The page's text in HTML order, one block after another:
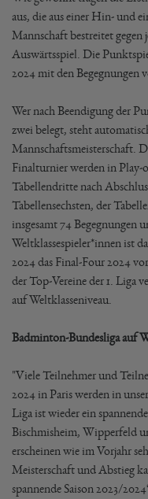
aus, die aus einer Hin- und
Mannschaft bestreitet gegen
Auswärtsspiel. Die
2024 mit den Begegnungen
Wer nach Beendigung der
zwei belegt, steht
Mannschaftsmeisterschaft.
Finalturnier werden in
Tabellendritte nach
Tabellensechsten, der
insgesamt 74 Begegnungen
Weltklassespieler*innen ist
2024 das Final-Four 2024
der Top-Vereine der 1. Liga
auf Weltklasseniveau.
Badminton-Bundesliga auf
"Viele Teilnehmer und
2024 in Paris werden in
Liga ist wieder ein
Bischmisheim, Wipperfeld
erscheinen wie im Vorjahr
Meisterschaft und Abstieg
spannende Saison 2023/